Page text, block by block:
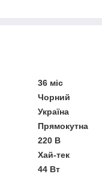
36 міс
Чорний
Україна
Прямокутна
220 В
Хай-тек
44 Вт